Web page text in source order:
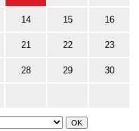
14 15 16
21 22 23
28 29 30